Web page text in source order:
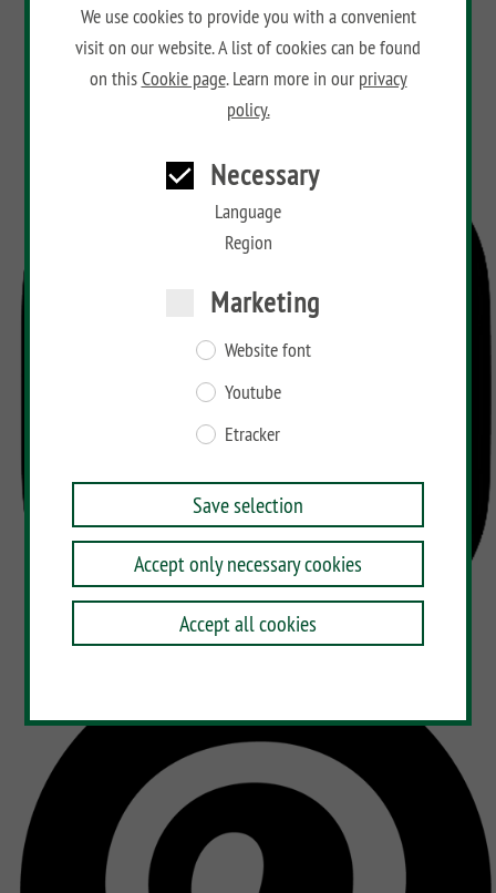
We use cookies to provide you with a convenient
visit on our website. A list of cookies can be found
on thisCookie page. Learn more in our privacy
policy.
Necessary
Language
Region
Marketing
Website font
Youtube
Etracker
Save selection
Accept only necessary cookies
Accept all cookies